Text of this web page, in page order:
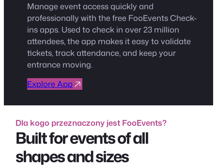
Manage event access quickly and
professionally with the free FooEvents Check-
ins apps. Used to check in over 23 million
attendees, the app makes it easy to validate
tickets, track attendance, and keep your
entrance moving.
Explore App
Dla kogo przeznaczony jest FooEvents?
Built for events of all
shapes and sizes